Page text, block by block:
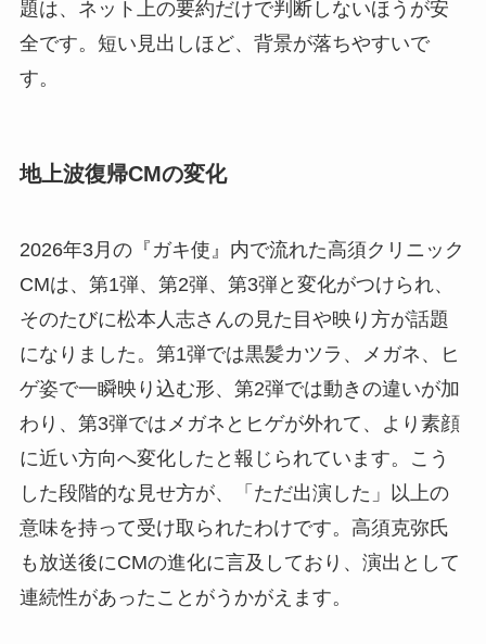
題は、ネット上の要約だけで判断しないほうが安
全です。短い見出しほど、背景が落ちやすいで
す。
地上波復帰CMの変化
2026年3月の『ガキ使』内で流れた高須クリニック
CMは、第1弾、第2弾、第3弾と変化がつけられ、
そのたびに松本人志さんの見た目や映り方が話題
になりました。第1弾では黒髪カツラ、メガネ、ヒ
ゲ姿で一瞬映り込む形、第2弾では動きの違いが加
わり、第3弾ではメガネとヒゲが外れて、より素顔
に近い方向へ変化したと報じられています。こう
した段階的な見せ方が、「ただ出演した」以上の
意味を持って受け取られたわけです。高須克弥氏
も放送後にCMの進化に言及しており、演出として
連続性があったことがうかがえます。